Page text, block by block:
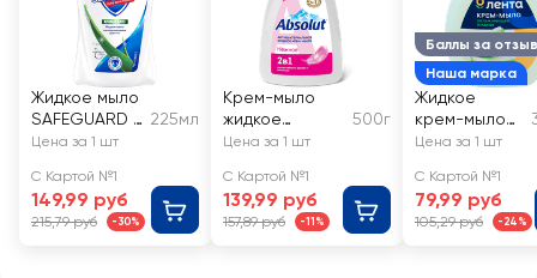
Жидкое мыло
SAFEGUARD с
ароматом
антибактери
альным
эффектом
225мл
Цена за 1 шт
С Картой №1
149,99 руб
215,79 руб -30%
Крем-мыло
жидкое
ABSOLUT
антибактериа
льное
500г
Цена за 1 шт
С Картой №1
139,99 руб
157,89 руб -11%
Баллы за отзыв
Наша марка
Жидкое
крем-мыло
ЛЕНТА Алоэ и
е молочко
Цена за 1 шт
С Картой №1
79,99 руб
105,29 руб -24%